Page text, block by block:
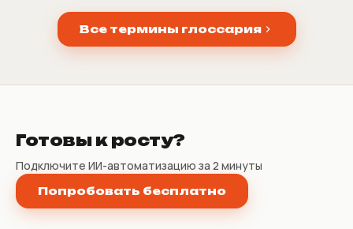
Все термины глоссария
Готовы к росту?
Подключите ИИ-автоматизацию за 2 минуты
Попробовать бесплатно